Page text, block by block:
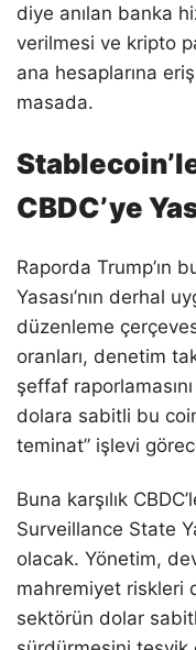
diye anılan banka
verilmesi ve kripto
ana hesaplarına
masada.
CBDC’ye
Raporda Trump’ın
Yasası’nın derhal
düzenleme
oranları, denetim
şeffaf
dolara sabitli bu
teminat” işlevi
Buna karşılık
Surveillance State
olacak. Yönetim,
mahremiyet riskleri
sektörün dolar